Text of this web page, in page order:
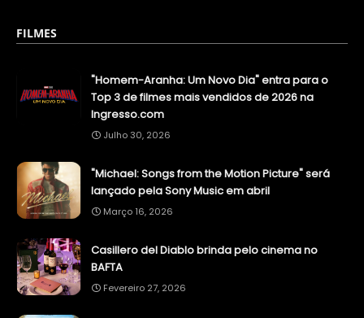
FILMES
"Homem-Aranha: Um Novo Dia" entra para o
Top 3 de filmes mais vendidos de 2026 na
Ingresso.com
Julho 30, 2026
"Michael: Songs from the Motion Picture" será
lançado pela Sony Music em abril
Março 16, 2026
Casillero del Diablo brinda pelo cinema no
BAFTA
Fevereiro 27, 2026